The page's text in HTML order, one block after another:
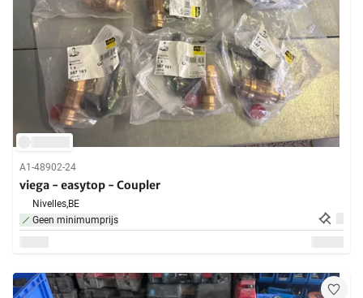
A1-48902-24
viega - easytop - Coupler
Nivelles,BE
Geen minimumprijs